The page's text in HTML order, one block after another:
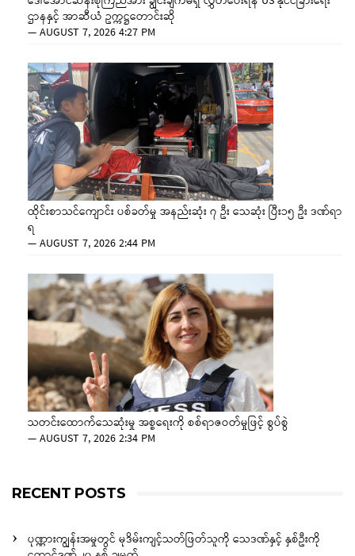
ဌာနနှင့် အာဆီယံ ဥက္ကဋ္ဌတောင်းဆို
—AUGUST 7, 2026 4:27 PM
ထိုင်းစာသင်ကျောင်း ပစ်ခတ်မှု အနည်းဆုံး ၇ ဦး သေဆုံး ပြီး၁၅ ဦး ဒဏ်ရာ
ရ
—AUGUST 7, 2026 2:44 PM
သတင်းထောက်သေဆုံးမှု အစ္စရေးကို စစ်ရာဇဝတ်မှုဖြင့် စွပ်စွဲ
—AUGUST 7, 2026 2:34 PM
RECENT POSTS
ပုဏ္ဏားကျွန်းအမှုတွင် မုဒိမ်းကျင့်သတ်ဖြတ်သူကို သေဒဏ်နှင့် နှစ်ဦးကို